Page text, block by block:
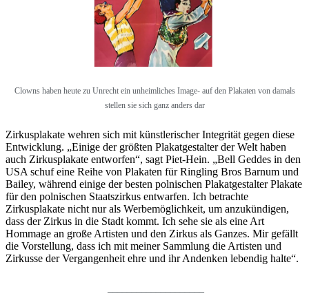
Clowns haben heute zu Unrecht ein unheimliches Image- auf den Plakaten von damals
stellen sie sich ganz anders dar
Zirkusplakate wehren sich mit künstlerischer Integrität gegen diese
Entwicklung. „Einige der größten Plakatgestalter der Welt haben
auch Zirkusplakate entworfen“, sagt Piet-Hein. „Bell Geddes in den
USA schuf eine Reihe von Plakaten für Ringling Bros Barnum und
Bailey, während einige der besten polnischen Plakatgestalter Plakate
für den polnischen Staatszirkus entwarfen. Ich betrachte
Zirkusplakate nicht nur als Werbemöglichkeit, um anzukündigen,
dass der Zirkus in die Stadt kommt. Ich sehe sie als eine Art
Hommage an große Artisten und den Zirkus als Ganzes. Mir gefällt
die Vorstellung, dass ich mit meiner Sammlung die Artisten und
Zirkusse der Vergangenheit ehre und ihr Andenken lebendig halte“.